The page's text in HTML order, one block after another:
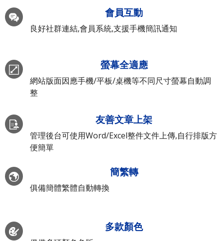
會員互動
良好社群連結,會員系統,支援手機簡訊通知
螢幕全適應
網站版面因應手機/平板/桌機等不同尺寸螢幕自動調
整
友善文章上架
管理後台可使用Word/Excel整件文件上傳,自行排版方
便簡單
簡繁轉
俱備簡體繁體自動轉換
多款顏色